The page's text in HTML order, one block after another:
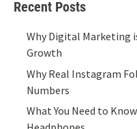
Recent Posts
Why Digital Marketing
Growth
Why Real Instagram
Numbers
What You Need to